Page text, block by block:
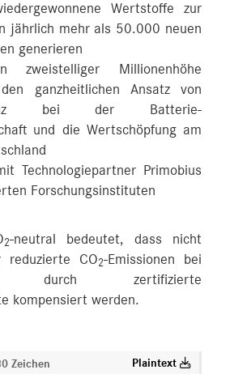
Wertstoffe zur
jährlich mehr als 50.000 neuen
generieren
zweistelliger Millionenhöhe
ganzheitlichen Ansatz von
Benz bei der Batterie-
und die Wertschöpfung am
Technologiepartner Primobius
Forschungsinstituten
2-neutral bedeutet, dass nicht
reduzierte CO2-Emissionen bei
durch zertifizierte
kompensiert werden.
Zeichen Plaintext